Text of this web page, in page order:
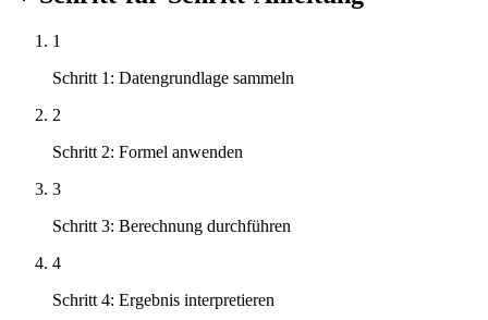
1
Schritt 1: Datengrundlage sammeln
2
Schritt 2: Formel anwenden
3
Schritt 3: Berechnung durchführen
4
Schritt 4: Ergebnis interpretieren